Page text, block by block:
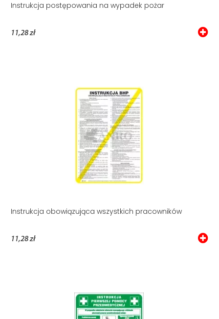
Instrukcja postępowania na wypadek pożar
11,28 zł
Instrukcja obowiązująca wszystkich pracowników
11,28 zł